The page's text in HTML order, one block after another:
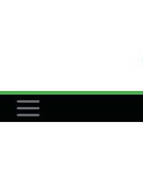
ン